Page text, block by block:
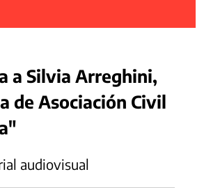
a Silvia Arreghini,
de Asociación Civil
audiovisual